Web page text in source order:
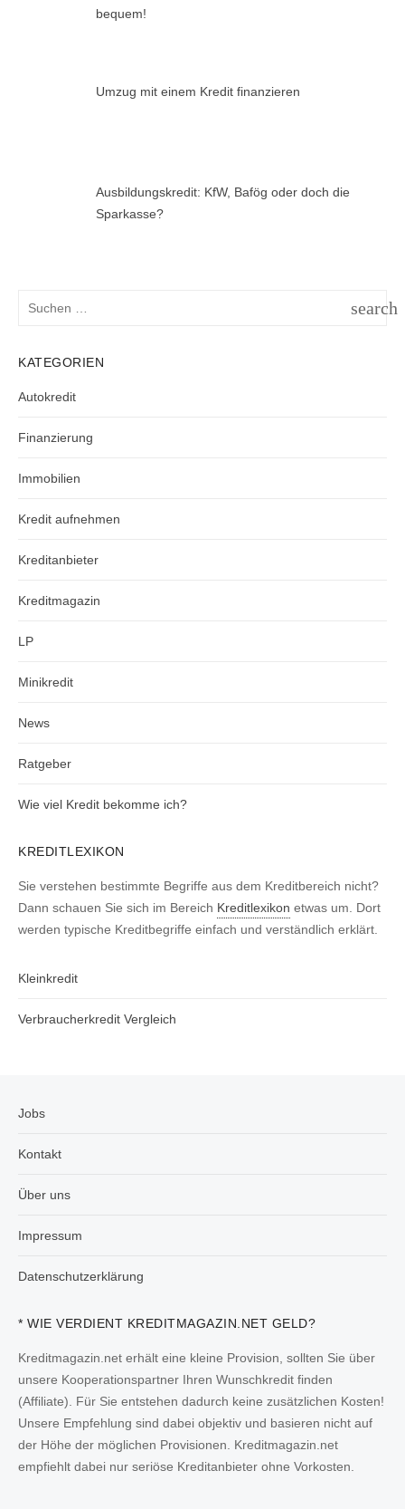
bequem!
Umzug mit einem Kredit finanzieren
Ausbildungskredit: KfW, Bafög oder doch die
Sparkasse?
search
KATEGORIEN
Autokredit
Finanzierung
Immobilien
Kredit aufnehmen
Kreditanbieter
Kreditmagazin
LP
Minikredit
News
Ratgeber
Wie viel Kredit bekomme ich?
KREDITLEXIKON
Sie verstehen bestimmte Begriffe aus dem Kreditbereich nicht?
Dann schauen Sie sich im Bereich Kreditlexikon etwas um. Dort
werden typische Kreditbegriffe einfach und verständlich erklärt.
Kleinkredit
Verbraucherkredit Vergleich
Jobs
Kontakt
Über uns
Impressum
Datenschutzerklärung
* WIE VERDIENT KREDITMAGAZIN.NET GELD?
Kreditmagazin.net erhält eine kleine Provision, sollten Sie über
unsere Kooperationspartner Ihren Wunschkredit finden
(Affiliate). Für Sie entstehen dadurch keine zusätzlichen Kosten!
Unsere Empfehlung sind dabei objektiv und basieren nicht auf
der Höhe der möglichen Provisionen. Kreditmagazin.net
empfiehlt dabei nur seriöse Kreditanbieter ohne Vorkosten.